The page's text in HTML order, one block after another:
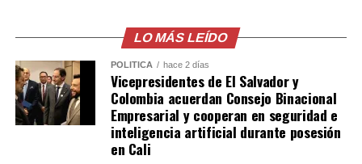
herramienta de chantaje.
#OPINE. El Gaula de la
Policía capturó en
Ibagué a una joven de
19 años señalada de
LO MÁS LEÍDO
POLÍTICA hace 2 días
Vicepresidentes de El Salvador y
Colombia acuerdan Consejo Binacional
Empresarial y cooperan en seguridad e
inteligencia artificial durante posesión
en Cali